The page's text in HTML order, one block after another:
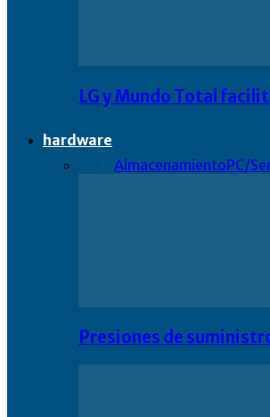
LG y Mundo Total
hardware
AlmacenamientoPC/
Presiones de